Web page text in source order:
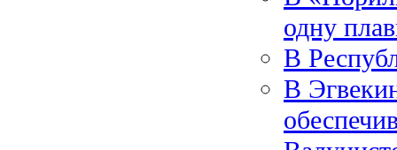
одну
В
В